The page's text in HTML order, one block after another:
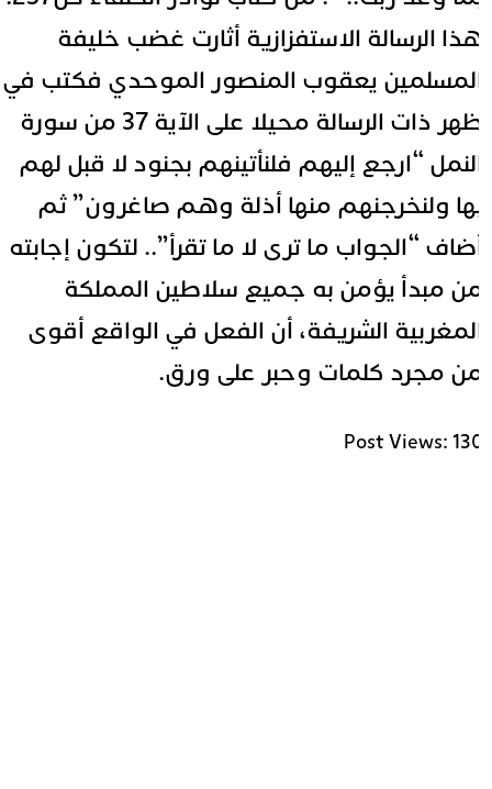
الرسالة الاستفزازية أثارت غضب خليفة
يعقوب المنصور الموحدي فكتب في
ظهر ذات الرسالة محيلا على الآية 37 من سورة
“ارجع إليهم فلنأتينهم بجنود لا قبل لهم
ولنخرجنهم منها أذلة وهم صاغرون” ثم
“الجواب ما ترى لا ما تقرأ”.. لتكون إجابته
مبدأ يؤمن به جميع سلاطين المملكة
الشريفة، أن الفعل في الواقع أقوى
مجرد كلمات وحبر على ورق.
Post Views: